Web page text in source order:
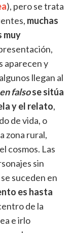
), pero se trata
muchas
muy
aparecen y
llegan al
falsose sitúa
y el relato,
de vida, o
zona rural,
cosmos. Las
sin
suceden en
es hasta
de la
e irlo